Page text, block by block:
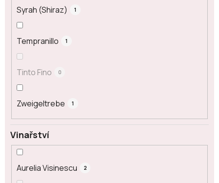
Syrah (Shiraz) 1
Tempranillo 1
Tinto Fino 0
Zweigeltrebe 1
Vinařství
Aurelia Visinescu 2